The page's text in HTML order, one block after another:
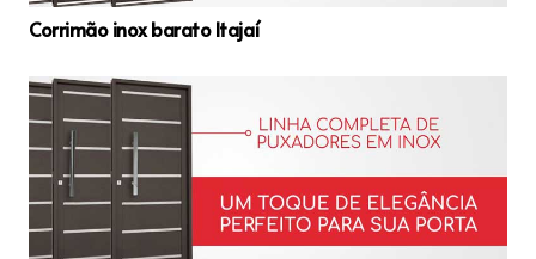
Corrimão inox barato Itajaí